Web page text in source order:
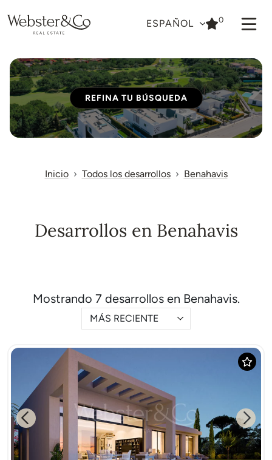
ESPAÑOL 0
REFINA TU BÚSQUEDA
Inicio Todos los desarrollos Benahavis
Desarrollos en Benahavis
Mostrando 7 desarrollos en Benahavis.
MÁS RECIENTE
Previous Next